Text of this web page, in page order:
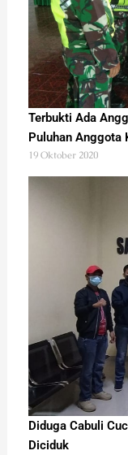
Terbukti Ada
Puluhan Anggota
19 Oktober 2020
Diduga Cabuli
Diciduk